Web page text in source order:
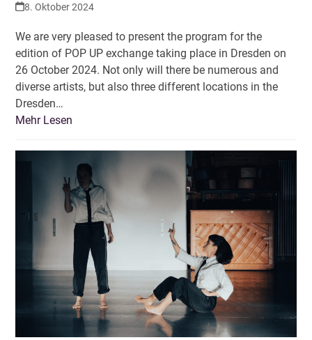
8. Oktober 2024
We are very pleased to present the program for the
edition of POP UP exchange taking place in Dresden on
26 October 2024. Not only will there be numerous and
diverse artists, but also three different locations in the
Dresden…
Mehr Lesen